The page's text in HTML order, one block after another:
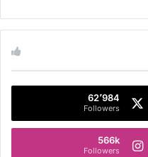
62٬984
Followers
566k
Followers